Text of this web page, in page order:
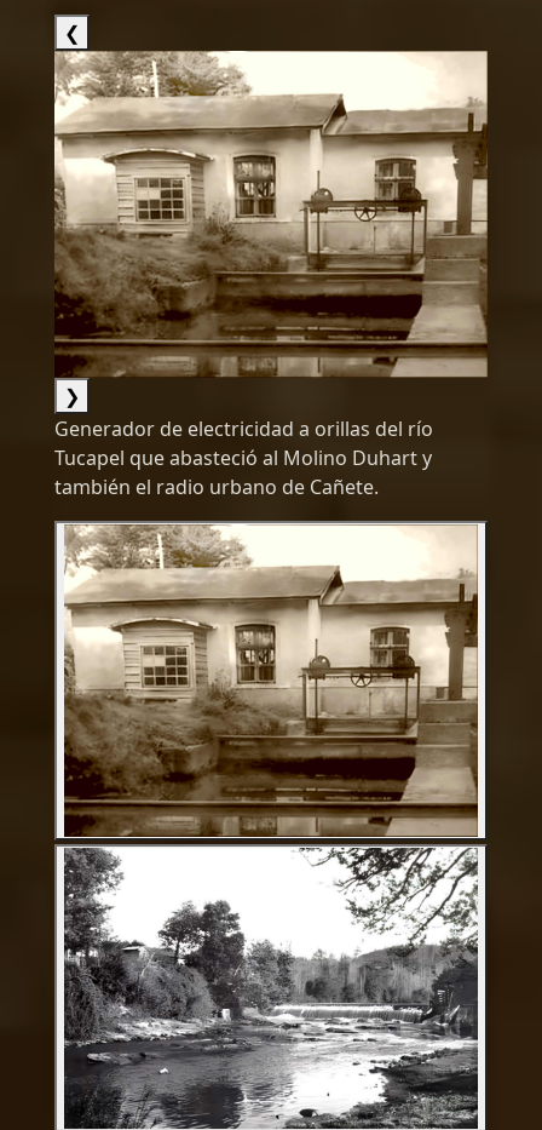
❮
❯
Generador de electricidad a orillas del río
Tucapel que abasteció al Molino Duhart y
también el radio urbano de Cañete.